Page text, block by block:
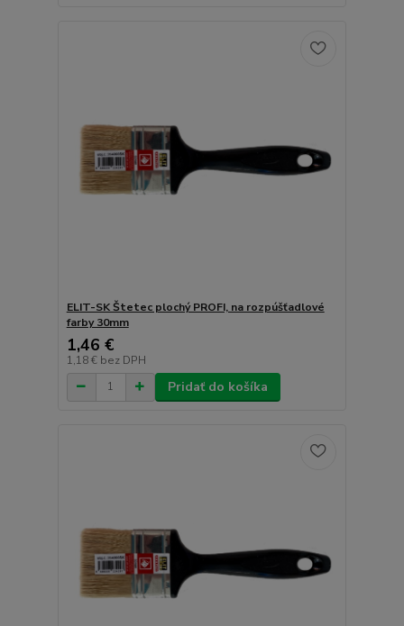
ELIT-SK Štetec plochý PROFI, na rozpúšťadlové
farby 30mm
1,46 €
1,18 € bez DPH
Pridať do košíka